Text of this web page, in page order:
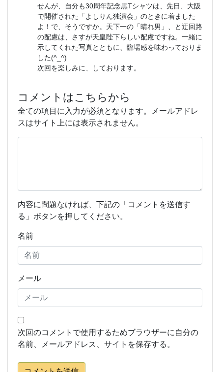
せんが、自分も30周年記念黒Tシャツは、先日、大阪
で開催された「よしりん独演会」のときに着ました
よ！で、そうですか。天下一の「晴れ男」、と迂回路
の配慮は、さすが天皇陛下らしい配慮ですね。一緒に
示してくれた写真とともに、臨場感を味わっておりま
した(^_^)
次回を楽しみに、しております。
コメントはこちらから
全ての項目に入力が必須となります。メールアドレ
スはサイト上には表示されません。
内容に問題なければ、下記の「コメントを送信す
る」ボタンを押してください。
名前
メール
次回のコメントで使用するためブラウザーに自分の
名前、メールアドレス、サイトを保存する。